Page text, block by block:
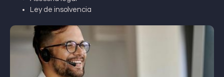
Ley de insolvencia